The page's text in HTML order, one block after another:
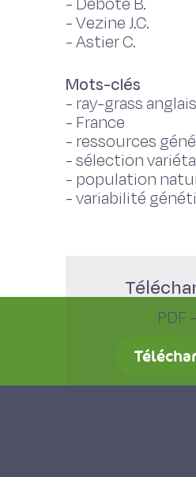
-Vezine J.C.
-Astier C.
Mots-clés
- ray-grass anglais
- France
- ressources
-sélection
- population
-variabilité
PDF